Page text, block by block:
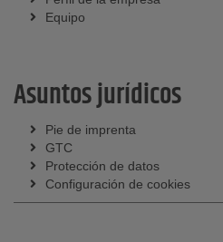
Equipo
Asuntos jurídicos
Pie de imprenta
GTC
Protección de datos
Configuración de cookies